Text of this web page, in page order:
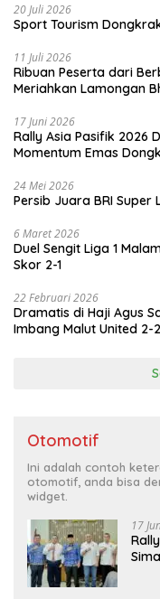
20 Juli 2026
Sport Tourism
11 Juli 2026
Ribuan Peserta dari
Meriahkan Lamongan
17 Juni 2026
Rally Asia Pasifik 2026
Momentum Emas
24 Mei 2026
Persib Juara BRI Super
6 Maret 2026
Duel Sengit Liga 1
Skor 2-1
22 Februari 2026
Dramatis di Haji Agus
Imbang Malut United 2-2
Otomotif
Ini adalah contoh
otomotif, anda bisa
widget.
17